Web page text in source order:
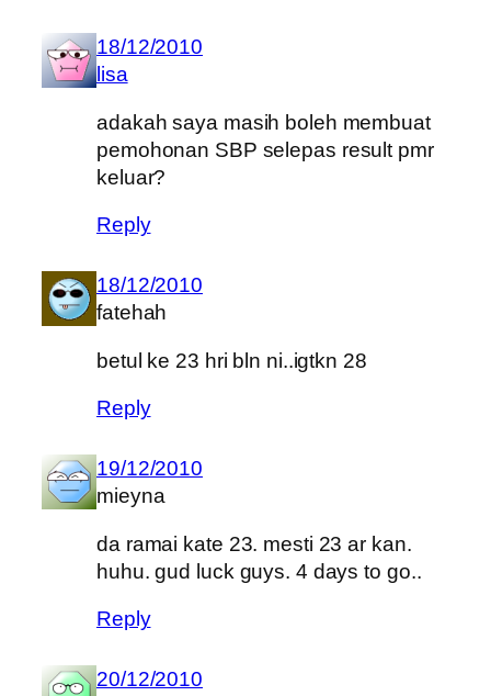
18/12/2010
lisa
adakah saya masih boleh membuat
pemohonan SBP selepas result pmr
keluar?
Reply
18/12/2010
fatehah
betul ke 23 hri bln ni..igtkn 28
Reply
19/12/2010
mieyna
da ramai kate 23. mesti 23 ar kan.
huhu. gud luck guys. 4 days to go..
Reply
20/12/2010